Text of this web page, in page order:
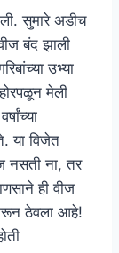
सुमारे अडीच
बंद झाली
उभ्या
मेली
या विजेत
नसती ना, तर
ही वीज
ठेवला आहे!